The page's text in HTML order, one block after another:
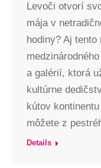
Levoči otvorí
mája v
hodiny? Aj
a galérií, ktorá
kultúrne
kútov
môžete z
Details